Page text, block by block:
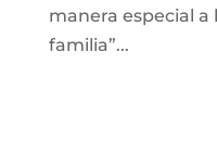
manera especial a
familia”...